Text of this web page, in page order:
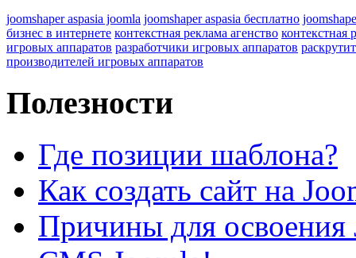
joomshaper aspasia joomla joomshaper aspasia бесплатно
бизнес в интернете контекстная реклама агенство контекстная
игровых аппаратов разработчики игровых аппаратов
производителей игровых аппаратов
Полезности
Где позиции шаблона?
Как создать сайт на
Причины для освоения